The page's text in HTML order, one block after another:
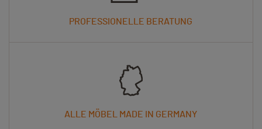
PROFESSIONELLE BERATUNG
ALLE MÖBEL MADE IN GERMANY